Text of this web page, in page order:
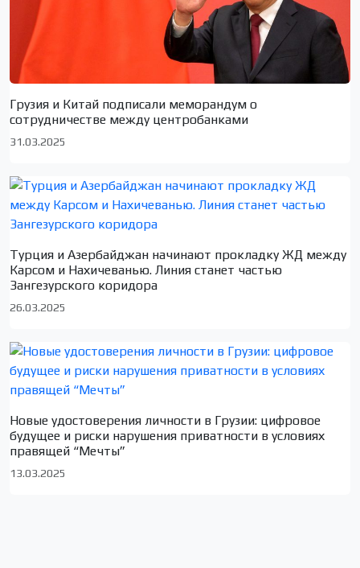
Грузия и Китай подписали меморандум о
сотрудничестве между центробанками
31.03.2025
Турция и Азербайджан начинают прокладку ЖД между
Карсом и Нахичеванью. Линия станет частью
Зангезурского коридора
26.03.2025
Новые удостоверения личности в Грузии: цифровое
будущее и риски нарушения приватности в условиях
правящей “Мечты”
13.03.2025